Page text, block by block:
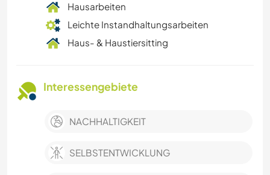
Hausarbeiten
Leichte Instandhaltungsarbeiten
Haus- & Haustiersitting
Interessengebiete
NACHHALTIGKEIT
SELBSTENTWICKLUNG